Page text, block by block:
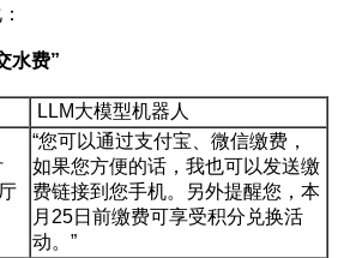
水费”
LLM大模型机器人
“您可以通过支付宝、微信缴费，
如果您方便的话，我也可以发送缴
费链接到您手机。另外提醒您，本
月25日前缴费可享受积分兑换活
动。”